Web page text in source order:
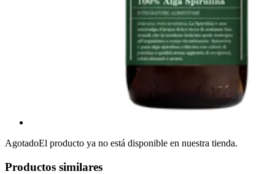
AgotadoEl producto ya no está disponible en nuestra tienda.
Productos similares